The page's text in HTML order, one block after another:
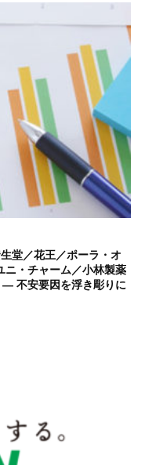
堂／花王／ポーラ・オ
ニ・チャーム／小林製薬
― 不安要因を浮き彫りに